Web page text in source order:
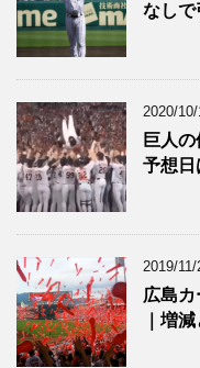
なしで
2020/10/
巨人
予想日
2019/11/
広島
｜増